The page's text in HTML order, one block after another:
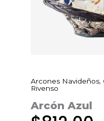
Arcones Navideños,
Rivenso
Arcón Azul
Arcón
cantidad